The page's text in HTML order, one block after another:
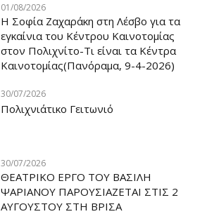
01/08/2026
Η Σοφία Ζαχαράκη στη Λέσβο για τα
εγκαίνια του Κέντρου Καινοτομίας
στον Πολιχνίτο-Τι είναι τα Κέντρα
Καινοτομίας(Πανόραμα, 9-4-2026)
30/07/2026
Πολιχνιάτικο Γειτωνιό
30/07/2026
ΘΕΑΤΡΙΚΟ ΕΡΓΟ ΤΟΥ ΒΑΣΙΛΗ
ΨΑΡΙΑΝΟΥ ΠΑΡΟΥΣΙΑΖΕΤΑΙ ΣΤΙΣ 2
ΑΥΓΟΥΣΤΟΥ ΣΤΗ ΒΡΙΣΑ